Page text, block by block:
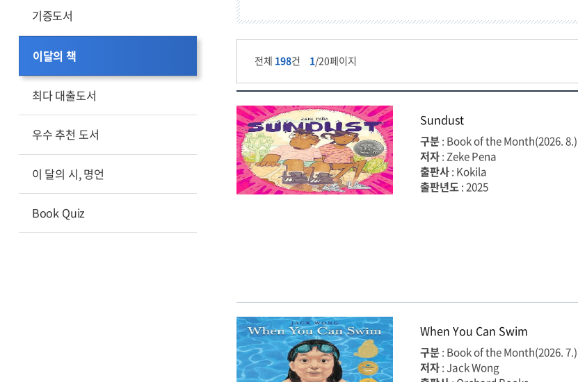
기증도서
이달의 책
최다 대출도서
우수 추천 도서
이 달의 시, 명언
Book Quiz
전체 198건 1/20페이지
Sundust
구분: Book of the Month(2026. 8.)
저자: Zeke Pena
출판사: Kokila
출판년도: 2025
When You Can Swim
구분: Book of the Month(2026. 7.)
저자: Jack Wong